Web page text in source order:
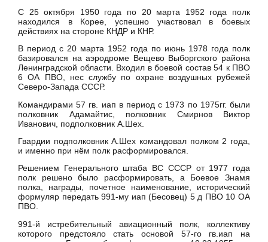
С 25 октября 1950 года по 20 марта 1952 года полк
находился в Корее, успешно участвовал в боевых
действиях на стороне КНДР и КНР.
В период с 20 марта 1952 года по июнь 1978 года полк
базировался на аэродроме Вещево Выборгского района
Ленинградской области. Входил в боевой состав 54 к ПВО
6 ОА ПВО, нес службу по охране воздушных рубежей
Северо-Запада СССР.
Командирами 57 гв. иап в период с 1973 по 1975гг. были
полковник Адамайтис, полковник Смирнов Виктор
Иванович, подполковник А.Шех.
Гвардии подполковник А.Шех командовал полком 2 года,
и именно при нём полк расформировался.
Решением Генерального штаба ВС СССР от 1977 года
полк решено было расформировать, а Боевое Знамя
полка, награды, почетное наименование, исторический
формуляр передать 991-му иап (Бесовец) 5 д ПВО 10 ОА
ПВО.
991-й истребительный авиационный полк, коллективу
которого предстояло стать основой 57-го гв.иап на